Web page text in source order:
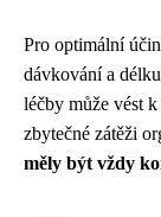
Pro optimální
dávkování a
léčby může vést
zbytečné zátěži
měly být vždy